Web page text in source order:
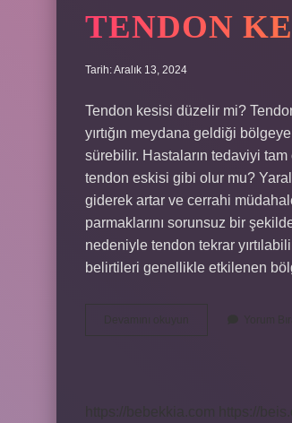
TENDON
Tarih: Aralık 13, 2024
Tendon kesisi düzelir mi?
yırtığın meydana geldiği
sürebilir. Hastaların tedaviyi
tendon eskisi gibi olur mu?
giderek artar ve cerrahi
parmaklarını sorunsuz bir
nedeniyle tendon tekrar
belirtileri genellikle etkilenen